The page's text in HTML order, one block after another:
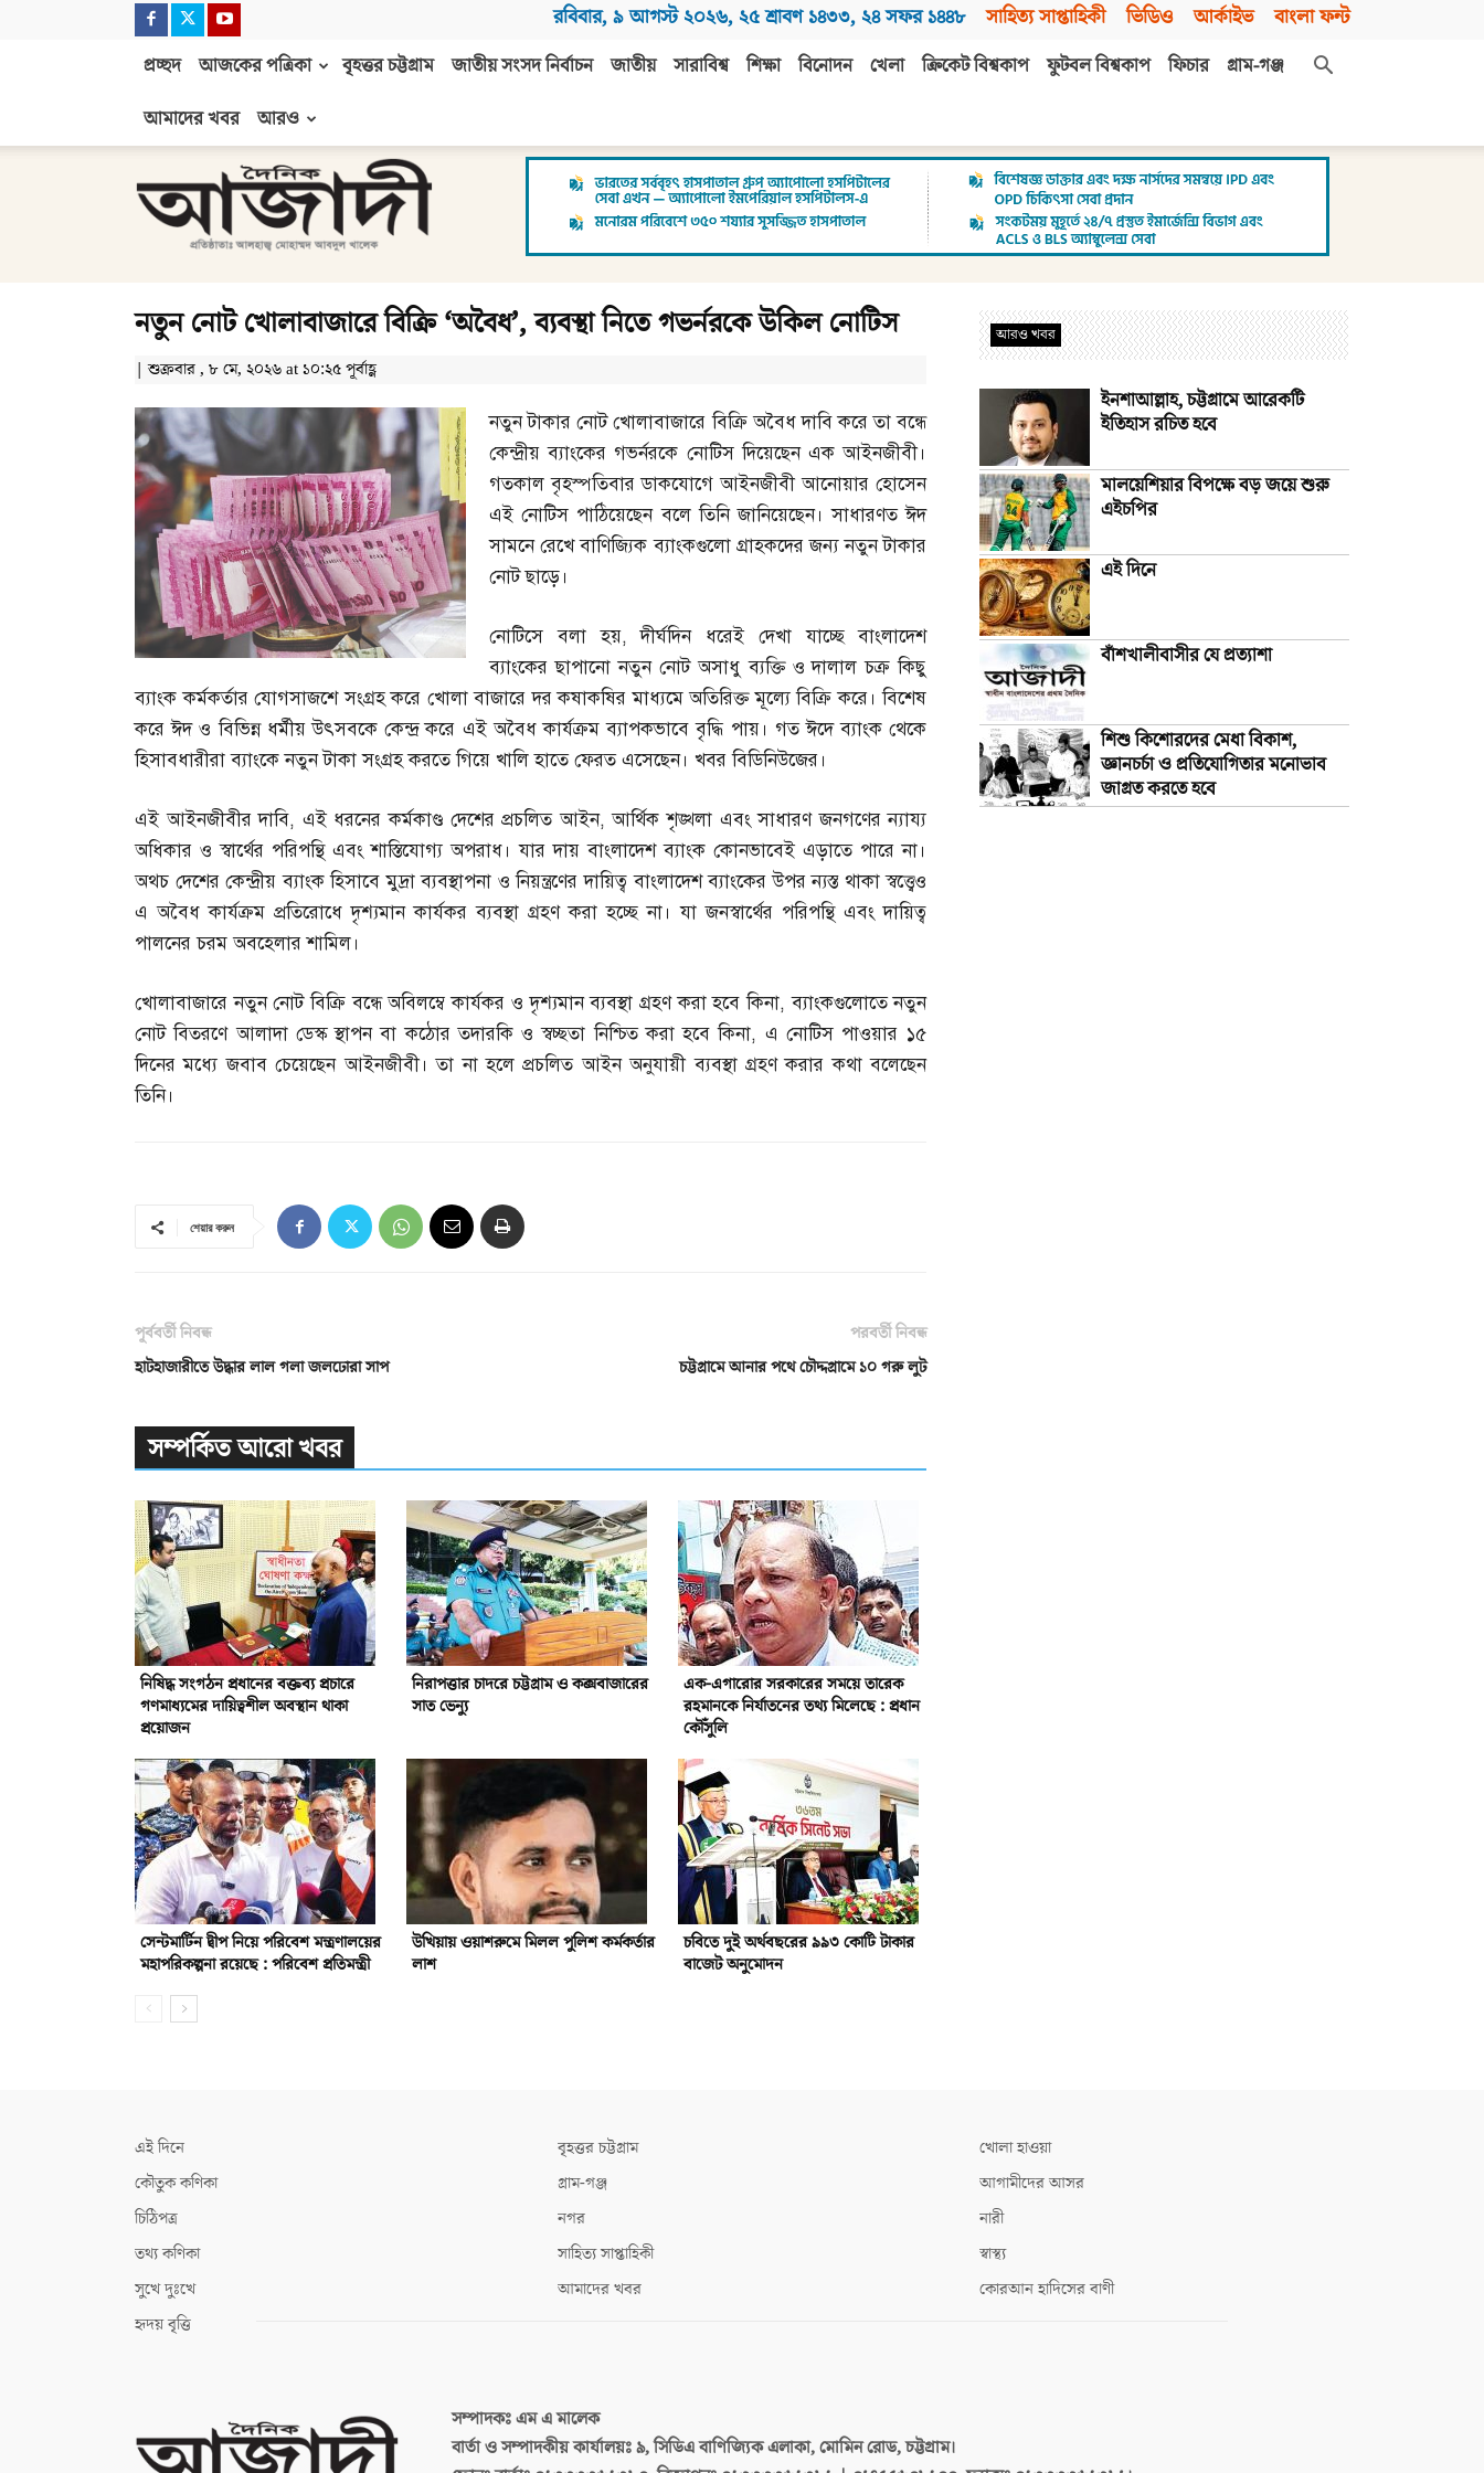
রবিবার, ৯ আগস্ট ২০২৬, ২৫ শ্রাবণ ১৪৩৩, ২৪ সফর ১৪৪৮ সাহিত্য সাপ্তাহিকী ভিডিও আর্কাইভ বাংলা ফন্ট
প্রচ্ছদ আজকের পত্রিকা বৃহত্তর চট্টগ্রাম জাতীয় সংসদ নির্বাচন জাতীয় সারাবিশ্ব শিক্ষা বিনোদন খেলা ক্রিকেট বিশ্বকাপ ফুটবল বিশ্বকাপ ফিচার
গ্রাম-গঞ্জ
আমাদের খবর
আরও
আজাদী
নতুন নোট খোলাবাজারে বিক্রি ‘অবৈধ’, ব্যবস্থা নিতে গভর্নরকে উকিল নোটিস
| শুক্রবার , ৮ মে, ২০২৬ at ১০:২৫ পূর্বাহ্ণ
নতুন টাকার নোট খোলাবাজারে বিক্রি অবৈধ দাবি করে তা বন্ধে
কেন্দ্রীয় ব্যাংকের গভর্নরকে নোটিস দিয়েছেন এক আইনজীবী।
গতকাল বৃহস্পতিবার ডাকযোগে আইনজীবী আনোয়ার হোসেন
এই নোটিস পাঠিয়েছেন বলে তিনি জানিয়েছেন। সাধারণত ঈদ
সামনে রেখে বাণিজ্যিক ব্যাংকগুলো গ্রাহকদের জন্য নতুন টাকার
নোট ছাড়ে।
নোটিসে বলা হয়,দীর্ঘদিন ধরেই দেখা যাচ্ছে বাংলাদেশ
ব্যাংকের ছাপানো নতুন নোট অসাধু ব্যক্তি ও দালাল চক্র কিছু
ব্যাংক কর্মকর্তার যোগসাজশে সংগ্রহ করে খোলা বাজারে দর কষাকষির মাধ্যমে অতিরিক্ত মূল্যে বিক্রি করে। বিশেষ
করে ঈদ ও বিভিন্ন ধর্মীয় উৎসবকে কেন্দ্র করে এই অবৈধ কার্যক্রম ব্যাপকভাবে বৃদ্ধি পায়। গত ঈদে ব্যাংক থেকে
হিসাবধারীরা ব্যাংকে নতুন টাকা সংগ্রহ করতে গিয়ে খালি হাতে ফেরত এসেছেন। খবর বিডিনিউজের।
এই আইনজীবীর দাবি, এই ধরনের কর্মকাণ্ড দেশের প্রচলিত আইন,আর্থিক শৃঙ্খলা এবং সাধারণ জনগণের ন্যায্য
অধিকার ও স্বার্থের পরিপন্থি এবং শাস্তিযোগ্য অপরাধ। যার দায় বাংলাদেশ ব্যাংক কোনভাবেই এড়াতে পারে না।
অথচ দেশের কেন্দ্রীয় ব্যাংক হিসাবে মুদ্রা ব্যবস্থাপনা ও নিয়ন্ত্রণের দায়িত্ব বাংলাদেশ ব্যাংকের উপর ন্যস্ত থাকা স্বত্ত্বেও
এ অবৈধ কার্যক্রম প্রতিরোধে দৃশ্যমান কার্যকর ব্যবস্থা গ্রহণ করা হচ্ছে না। যা জনস্বার্থের পরিপন্থি এবং দায়িত্ব
পালনের চরম অবহেলার শামিল।
খোলাবাজারে নতুন নোট বিক্রি বন্ধে অবিলম্বে কার্যকর ও দৃশ্যমান ব্যবস্থা গ্রহণ করা হবে কিনা,ব্যাংকগুলোতে নতুন
নোট বিতরণে আলাদা ডেস্ক স্থাপন বা কঠোর তদারকি ও স্বচ্ছতা নিশ্চিত করা হবে কিনা, এ নোটিস পাওয়ার ১৫
দিনের মধ্যে জবাব চেয়েছেন আইনজীবী। তা না হলে প্রচলিত আইন অনুযায়ী ব্যবস্থা গ্রহণ করার কথা বলেছেন
তিনি।
শেয়ার করুন
পূর্ববর্তী নিবন্ধ
হাটহাজারীতে উদ্ধার লাল গলা জলঢোরা সাপ
পরবর্তী নিবন্ধ
চট্টগ্রামে আনার পথে চৌদ্দগ্রামে ১০ গরু লুট
সম্পর্কিত আরো খবর
নিষিদ্ধ সংগঠন প্রধানের বক্তব্য প্রচারে
গণমাধ্যমের দায়িত্বশীল অবস্থান থাকা
প্রয়োজন
নিরাপত্তার চাদরে চট্টগ্রাম ও কক্সবাজারের
সাত ভেন্যু
এক-এগারোর সরকারের সময়ে তারেক
রহমানকে নির্যাতনের তথ্য মিলেছে : প্রধান
কৌঁসুলি
সেন্টমার্টিন দ্বীপ নিয়ে পরিবেশ মন্ত্রণালয়ের
মহাপরিকল্পনা রয়েছে : পরিবেশ প্রতিমন্ত্রী
উখিয়ায় ওয়াশরুমে মিলল পুলিশ কর্মকর্তার
লাশ
চবিতে দুই অর্থবছরের ৯৯৩ কোটি টাকার
বাজেট অনুমোদন
আরও খবর
ইনশাআল্লাহ, চট্টগ্রামে আরেকটি
ইতিহাস রচিত হবে
মালয়েশিয়ার বিপক্ষে বড় জয়ে শুরু
এইচপির
এই দিনে
বাঁশখালীবাসীর যে প্রত্যাশা
শিশু কিশোরদের মেধা বিকাশ,
জ্ঞানচর্চা ও প্রতিযোগিতার মনোভাব
জাগ্রত করতে হবে
এই দিনে
কৌতুক কণিকা
চিঠিপত্র
তথ্য কণিকা
সুখে দুঃখে
হৃদয় বৃত্তি
বৃহত্তর চট্টগ্রাম
গ্রাম-গঞ্জ
নগর
সাহিত্য সাপ্তাহিকী
আমাদের খবর
খোলা হাওয়া
আগামীদের আসর
নারী
স্বাস্থ্য
কোরআন হাদিসের বাণী
সম্পাদকঃএম এ মালেক
বার্তা ও সম্পাদকীয় কার্যালয়ঃ৯, সিডিএ বাণিজ্যিক এলাকা, মোমিন রোড, চট্টগ্রাম।